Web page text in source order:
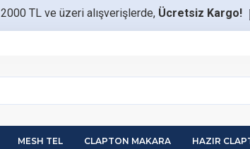
2000 TL ve üzeri alışverişlerde, Ücretsiz Kargo!
MESH TEL CLAPTON MAKARA HAZIR